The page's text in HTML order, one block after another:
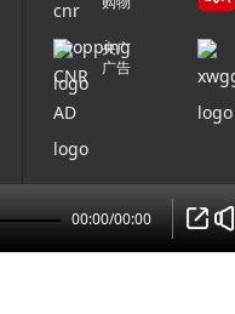
央广
广告
00:00/00:00